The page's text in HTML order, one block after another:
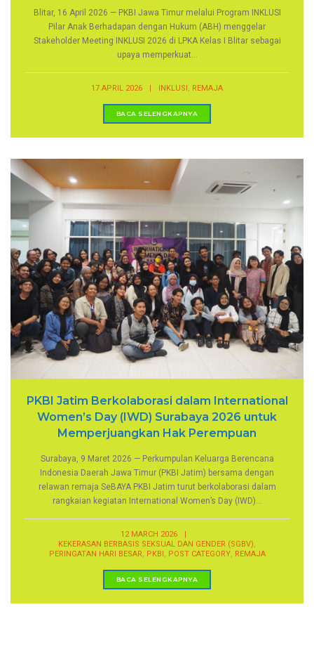
Blitar, 16 April 2026 — PKBI Jawa Timur melalui Program INKLUSI
Pilar Anak Berhadapan dengan Hukum (ABH) menggelar
Stakeholder Meeting INKLUSI 2026 di LPKA Kelas I Blitar sebagai
upaya memperkuat...
17 APRIL 2026 | INKLUSI REMAJA
BACA SELENGKAPNYA
PKBI Jatim Berkolaborasi dalam International
Women’s Day (IWD) Surabaya 2026 untuk
Memperjuangkan Hak Perempuan
Surabaya, 9 Maret 2026 — Perkumpulan Keluarga Berencana
Indonesia Daerah Jawa Timur (PKBI Jatim) bersama dengan
relawan remaja SeBAYA PKBI Jatim turut berkolaborasi dalam
rangkaian kegiatan International Women’s Day (IWD)...
12 MARCH 2026
KEKERASAN BERBASIS SEKSUAL DAN GENDER (SGBV),
PERINGATAN HARI BESAR, PKBI , POST CATEGORY, REMAJA
BACA SELENGKAPNYA